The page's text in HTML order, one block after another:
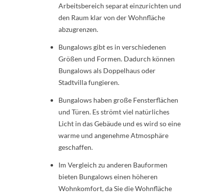
Arbeitsbereich separat einzurichten und
den Raum klar von der Wohnfläche
abzugrenzen.
Bungalows gibt es in verschiedenen
Größen und Formen. Dadurch können
Bungalows als Doppelhaus oder
Stadtvilla fungieren.
Bungalows haben große Fensterflächen
und Türen. Es strömt viel natürliches
Licht in das Gebäude und es wird so eine
warme und angenehme Atmosphäre
geschaffen.
Im Vergleich zu anderen Bauformen
bieten Bungalows einen höheren
Wohnkomfort, da Sie die Wohnfläche